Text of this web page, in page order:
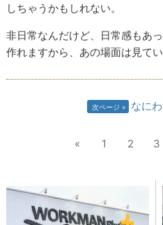
しちゃうかもしれない。
非日常なんだけど、日常感もあ
作れますから、あの場面は見て
次ページ なに
« 1 2 3